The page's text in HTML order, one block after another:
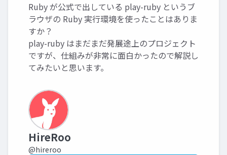
Ruby が公式で出している play-ruby というブ
ラウザの Ruby 実行環境を使ったことはありま
すか？
play-ruby はまだまだ発展途上のプロジェクト
ですが、仕組みが非常に面白かったので解説し
てみたいと思います。
HireRoo
@hireroo